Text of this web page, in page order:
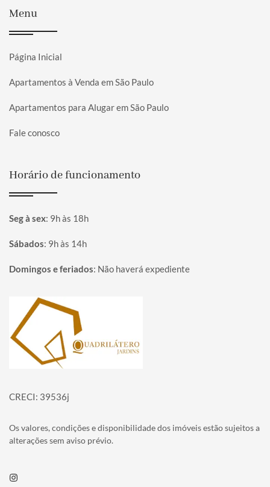
Menu
Página Inicial
Apartamentos à Venda em São Paulo
Apartamentos para Alugar em São Paulo
Fale conosco
Horário de funcionamento
Seg à sex: 9h às 18h
Sábados: 9h às 14h
Domingos e feriados: Não haverá expediente
Página inicial
CRECI: 39536j
Os valores, condições e disponibilidade dos imóveis estão sujeitos a
alterações sem aviso prévio.
Instagram